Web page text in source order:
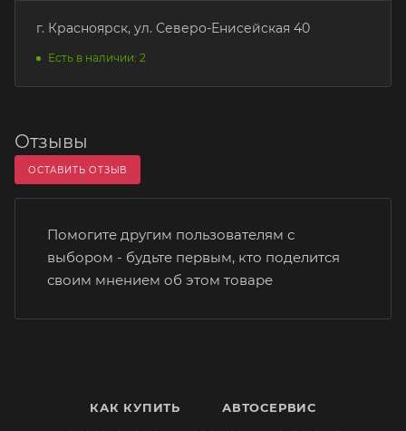
г. Красноярск, ул. Северо-Енисейская 40
Есть в наличии: 2
Отзывы
ОСТАВИТЬ ОТЗЫВ
Помогите другим пользователям с
выбором - будьте первым, кто поделится
своим мнением об этом товаре
КАК КУПИТЬ АВТОСЕРВИС